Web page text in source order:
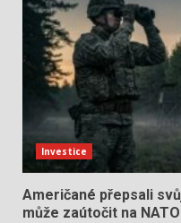
Investice
Američané přepsali
může zaútočit na